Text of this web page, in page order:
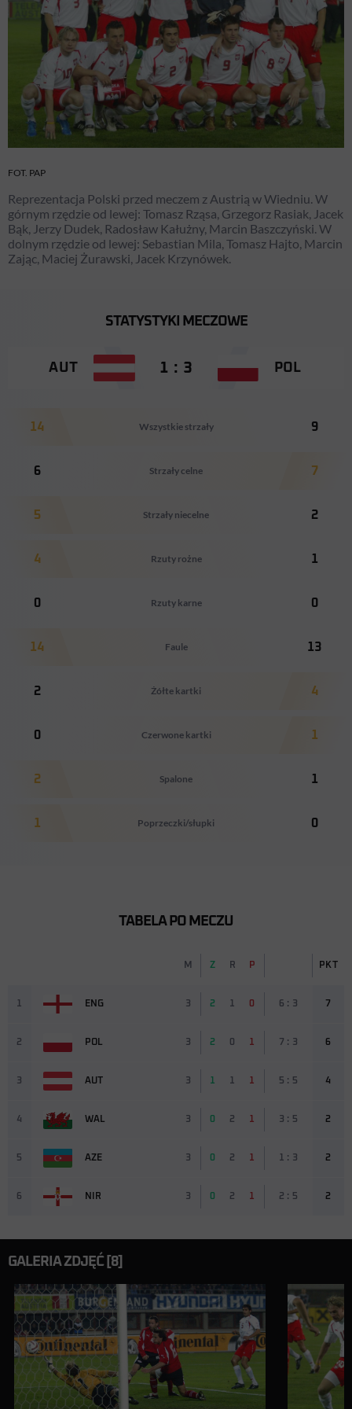
FOT. PAP
Reprezentacja Polski przed meczem z Austrią w Wiedniu. W
górnym rzędzie od lewej: Tomasz Rząsa, Grzegorz Rasiak, Jacek
Bąk, Jerzy Dudek, Radosław Kałużny, Marcin Baszczyński. W
dolnym rzędzie od lewej: Sebastian Mila, Tomasz Hajto, Marcin
Zając, Maciej Żurawski, Jacek Krzynówek.
STATYSTYKI MECZOWE
AUT 1 : 3 POL
14 Wszystkie strzały 9
6 Strzały celne 7
5 Strzały niecelne 2
4 Rzuty rożne 1
0 Rzuty karne 0
14 Faule 13
2 Żółte kartki 4
0 Czerwone kartki 1
2 Spalone 1
1 Poprzeczki/słupki 0
TABELA PO MECZU
M Z R P PKT
1 ENG 3 2 1 0 6 : 3 7
2 POL 3 2 0 1 7 : 3 6
3 AUT 3 1 1 1 5 : 5 4
4 WAL 3 0 2 1 3 : 5 2
5 AZE 3 0 2 1 1 : 3 2
6 NIR 3 0 2 1 2 : 5 2
GALERIA ZDJĘĆ [8]